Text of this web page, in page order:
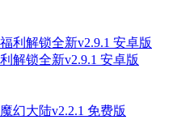
解锁全新v2.9.1 安卓版